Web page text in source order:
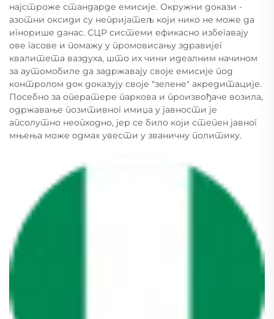
најстроже стандарде емисије. Окружни докази -
азотни оксиди су непријатељ који нико не може да
игнорише данас. СЦР системи ефикасно избегавају
ове гасове и помажу у промовисању здравијег
квалитета ваздуха, што их чини идеалним начином
за аутомобиле да задржавају своје емисије под
контролом док доказују своје "зелене" акредитације.
Посебно за оператере паркова и произвођаче возила,
одржавање позитивног имиџа у јавности је
апсолутно неопходно, јер се било који степен јавног
мњења може одмах увести у званичну политику.